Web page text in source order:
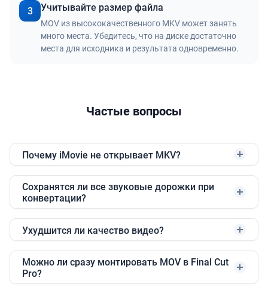
3 Учитывайте размер файла
MOV из высококачественного MKV может занять
много места. Убедитесь, что на диске достаточно
места для исходника и результата одновременно.
Частые вопросы
Почему iMovie не открывает MKV?
Сохранятся ли все звуковые дорожки при
конвертации?
Ухудшится ли качество видео?
Можно ли сразу монтировать MOV в Final Cut
Pro?